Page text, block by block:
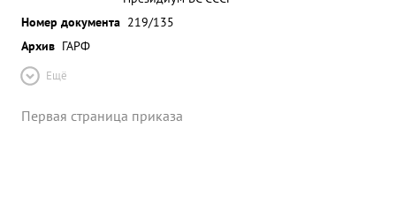
Номер документа 219/135
Архив ГАРФ
Ещё
Первая страница приказа